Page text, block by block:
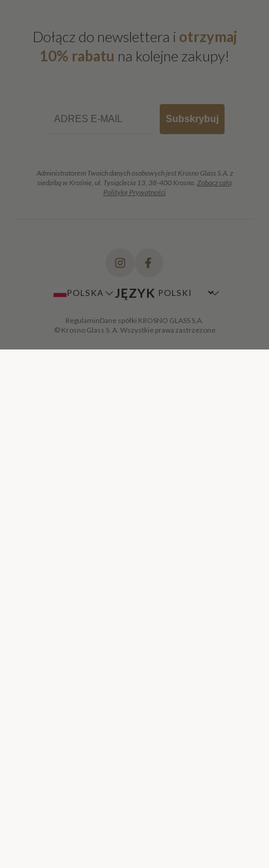
Dołącz do newslettera i otrzymaj
10% rabatu na kolejne zakupy!
Subskrybuj
Administratorem Twoich danych osobowych jest Krosno Glass S.A. z
siedzibą w Krośnie, ul. Tysiąclecia 13, 38-400 Krosno. Zobacz całą
Politykę Prywatności
POLSKA JĘZYK
RegulaminDane spółki KROSNO GLASS S.A.
© Krosno Glass S. A. Wszystkie prawa zastrzezone